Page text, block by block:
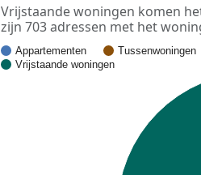
Vrijstaande woningen komen
zijn 703 adressen met het
Appartementen Tussenwoningen
Vrijstaande woningen